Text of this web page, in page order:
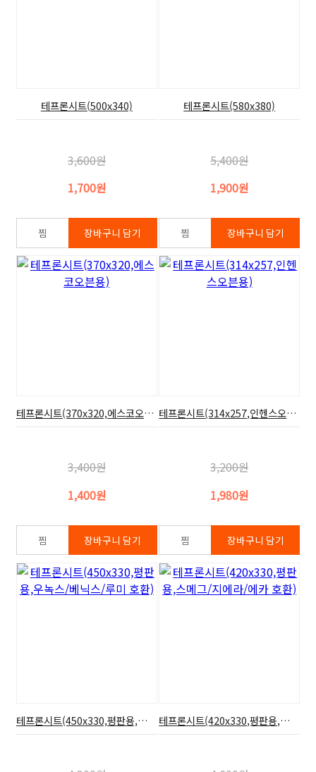
테프론시트(500x340)
3,600원
1,700원
테프론시트(580x380)
5,400원
1,900원
테프론시트(370x320,에스코오븐용)
3,400원
1,400원
테프론시트(314x257,인헨스오븐용)
3,200원
1,980원
테프론시트(450x330,평판용,우녹스/베닉스/루미 호환) 테프론시트(420x330,평판용,스메그/지에라/에카 호환)